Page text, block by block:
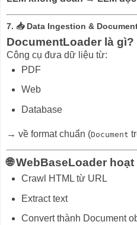
7. 📥 Data Ingestion &
DocumentLoader là gì?
Công cụ đưa dữ liệu từ:
PDF
Web
Database
→ về format chuẩn (Document
🌐 WebBaseLoader
Crawl HTML từ URL
Extract text
Convert thành Document